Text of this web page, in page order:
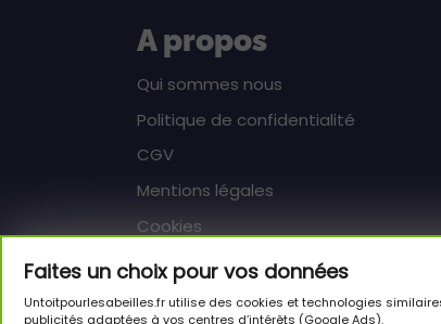
Faites un choix pour vos données
Untoitpourlesabeilles.fr utilise des cookies et technologies
publicités adaptées à vos centres d’intérêts (Google Ads).
A propos
Qui sommes nous
Politique de confidentialité
CGV
Mentions légales
Cookies
Aide